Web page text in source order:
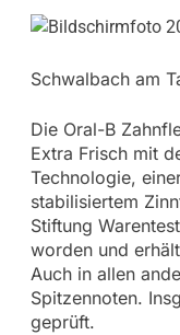
Schwalbach am
Die Oral-B
Extra Frisch mit
Technologie,
stabilisiertem
Stiftung
worden und
Auch in allen
Spitzennoten.
geprüft.